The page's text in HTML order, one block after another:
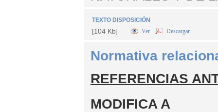
TEXTO DISPOSICIÓN
[104 Kb] Ver Descargar
Normativa
REFERENCIAS
MODIFICA A